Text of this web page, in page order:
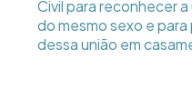
Civil para reconhecer
do mesmo sexo e
dessa união em